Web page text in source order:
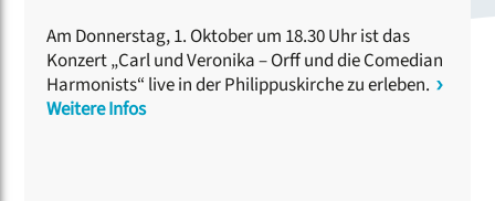
Am Donnerstag, 1. Oktober um 18.30 Uhr ist das
Konzert „Carl und Veronika – Orff und die Comedian
Harmonists“ live in der Philippuskirche zu erleben.
Weitere Infos